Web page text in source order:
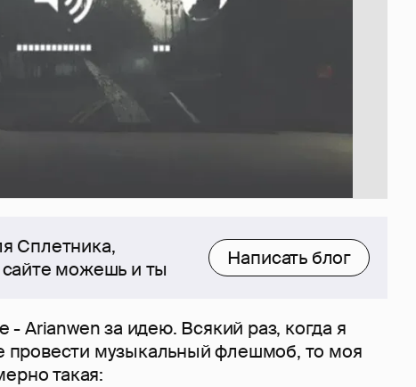
Сплетника,
сайте можешь и ты
Написать блог
- Arianwen за идею. Всякий раз, когда я
провести музыкальный флешмоб, то моя
такая: